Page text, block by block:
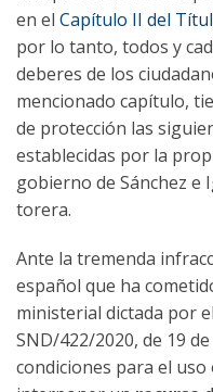
en el Capítulo II del
por lo tanto, todos y
deberes de los
mencionado capítulo,
de protección las
establecidas por la
gobierno de Sánchez e
torera.
Ante la tremenda
español que ha
ministerial dictada por
SND/422/2020, de 19
condiciones para el